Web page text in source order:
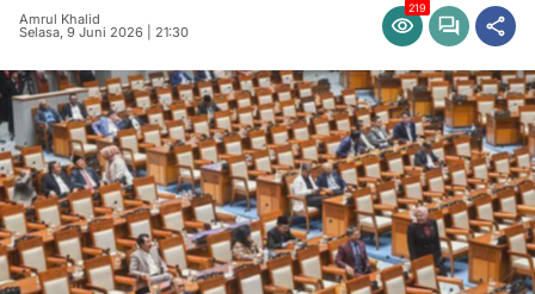
Amrul Khalid
Selasa, 9 Juni 2026 | 21:30
219